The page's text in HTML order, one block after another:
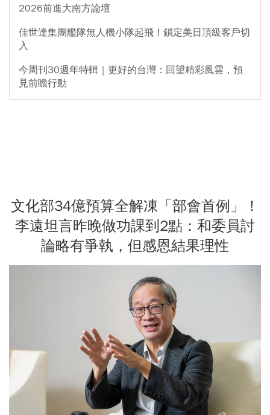
2026前進大南方論壇
佳世達集團艦隊無人機小隊起飛！鎖定美日頂級客戶切
入
今周刊30週年特輯｜更好的台灣：回望精彩風雲，預
見前瞻行動
文化部34億預算全解凍「部會首例」！
李遠坦言昨晚做功課到2點：和委員討
論略有爭執，但感恩結果理性